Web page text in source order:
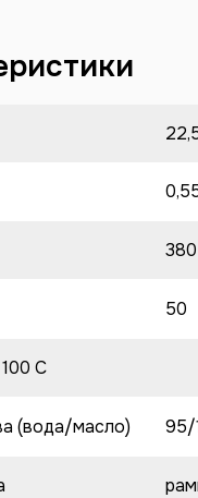
380
50
C
(вода/масло) 95/